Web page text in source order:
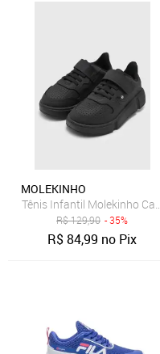
MOLEKINHO
Tênis Infantil Molekinho
R$129,90 - 35%
R$84,99 no Pix